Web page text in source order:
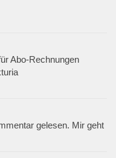
Abo-Rechnungen
gelesen. Mir geht